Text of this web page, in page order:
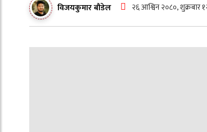
विजयकुमार बौडेल २६ आश्विन २०८०, शुक्रबार